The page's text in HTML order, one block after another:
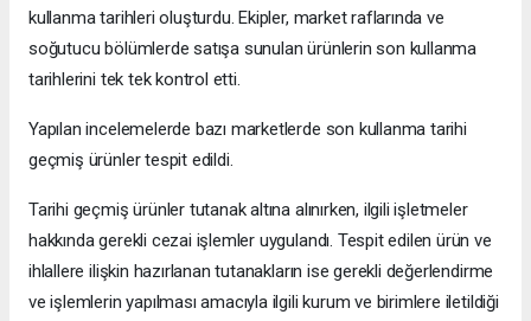
kullanma tarihleri oluşturdu. Ekipler, market raflarında ve
soğutucu bölümlerde satışa sunulan ürünlerin son kullanma
tarihlerini tek tek kontrol etti.
Yapılan incelemelerde bazı marketlerde son kullanma tarihi
geçmiş ürünler tespit edildi.
Tarihi geçmiş ürünler tutanak altına alınırken, ilgili işletmeler
hakkında gerekli cezai işlemler uygulandı. Tespit edilen ürün ve
ihlallere ilişkin hazırlanan tutanakların ise gerekli değerlendirme
ve işlemlerin yapılması amacıyla ilgili kurum ve birimlere iletildiği